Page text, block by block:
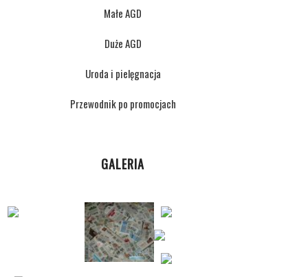
Małe AGD
Duże AGD
Uroda i pielęgnacja
Przewodnik po promocjach
GALERIA